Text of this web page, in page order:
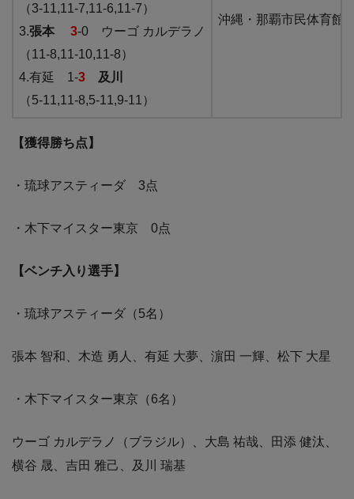
（3-11,11-7,11-6,11-7）
3.張本 3-0 ウーゴ カルデラノ
（11-8,11-10,11-8）
4.有延 1-3 及川
（5-11,11-8,5-11,9-11）
沖縄・那覇市民体育館
【獲得勝ち点】
・琉球アスティーダ 3点
・木下マイスター東京 0点
【ベンチ入り選手】
・琉球アスティーダ（5名）
張本 智和、木造 勇人、有延 大夢、濵田 一輝、松下 大星
・木下マイスター東京（6名）
ウーゴ カルデラノ（ブラジル）、大島 祐哉、田添 健汰、
横谷 晟、吉田 雅己、及川 瑞基